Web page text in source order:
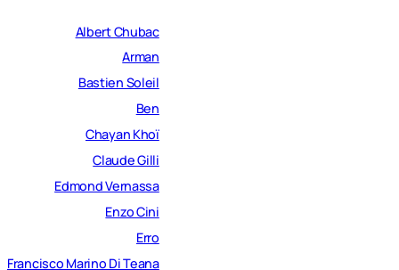
Albert Chubac
Arman
Bastien Soleil
Ben
Chayan Khoï
Claude Gilli
Edmond Vernassa
Enzo Cini
Erro
Francisco Marino Di Teana